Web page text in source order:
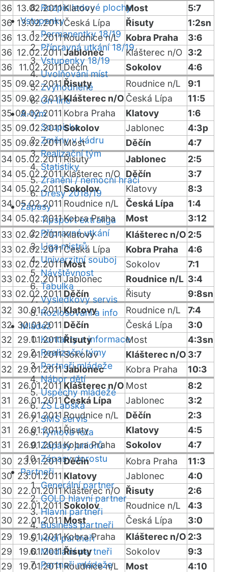
Rozpis ledové plochy
Vstupenky
Permanentky 18/19
Přípravná utkání 18/19
Vstupenky 18/19
Uvolňování míst
Zvýhodněné
On-line
A-tým
Soupiska
Změny v kádru
Realizační tým
Statistiky
Zranění / nemocní hráči
Dresy 2018/19
Zápasy
Tipsport extraliga
Přípravná utkání
Liga mistrů
Univerzitní souboj
Návštěvnost
Tabulka
Výsledkový servis
Rozlosování a info
Mládež
Kontakty a informace
Realizační týmy
Partneři mládeže
Nábor dětí
Úspěchy mládeže
ZŠ Labská
SMS servis
Týmová fota
Zápasy juniorů
Zápasy dorostu
Partneři
Generální partner
GOLD hlavní partner
Hlavní partneři
Business partneři
Hrdí partneři
Mediální partneři
Partneři mládeže
36 13.02.2011Klatovy Most
5:7
36 13.02.2011Česká Lípa Řisuty
1:2sn
36 13.02.2011Roudnice n/L Kobra Praha
3:6
36 12.02.2011Jablonec Klášterec n/O 3:2
36
11.02.2011Děčín Sokolov
4:6
35 09.02.2011 Řisuty Roudnice n/L
9:1
35 09.02.2011Klášterec n/O Česká Lípa
11:5
35 09.02.2011 Kobra Praha Klatovy
1:6
35 09.02.2011Sokolov Jablonec
4:3p
35 09.02.2011Most Děčín
4:7
34 05.02.2011Řisuty Jablonec
2:5
34 05.02.2011Klášterec n/O Děčín
3:7
34 05.02.2011 Sokolov Klatovy
8:3
34 05.02.2011 Roudnice n/L Česká Lípa
1:4
34 05.02.2011Kobra Praha Most
3:12
33 02.02.2011Klatovy Klášterec n/O 2:5
33 02.02.2011Česká Lípa Kobra Praha
4:6
33 02.02.2011Most Sokolov
7:1
33 02.02.2011Jablonec Roudnice n/L 3:4
33 02.02.2011 Děčín Řisuty
9:8sn
32 30.01.2011Klatovy Roudnice n/L
7:4
32 30.01.2011 Děčín Česká Lípa
3:0
32 29.01.2011Řisuty Most
4:3sn
32 29.01.2011Sokolov Klášterec n/O 3:7
32 29.01.2011 Jablonec Kobra Praha
10:3
31
26.01.2011Klášterec n/O Most
8:2
31
26.01.2011 Česká Lípa Jablonec
3:2
31
26.01.2011 Roudnice n/L Děčín
2:3
31
26.01.2011Řisuty Klatovy
4:5
31
26.01.2011Kobra Praha Sokolov
4:7
30 23.01.2011Děčín Kobra Praha
11:3
30 23.01.2011 Klatovy Jablonec
4:0
30 22.01.2011Klášterec n/O Řisuty
2:6
30 22.01.2011 Sokolov Roudnice n/L
4:3
30 22.01.2011 Most Česká Lípa
3:0
29
19.01.2011Kobra Praha Klášterec n/O 2:3
29
19.01.2011 Řisuty Sokolov
9:3
29
19.01.2011Roudnice n/L Most
4:10